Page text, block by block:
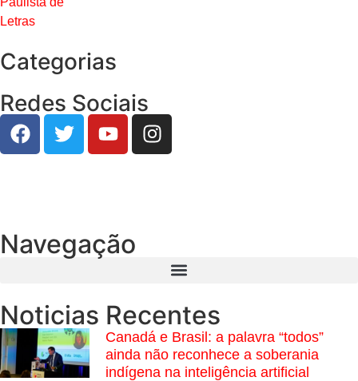
Categorias
Redes Sociais
Navegação
Noticias Recentes
Canadá e Brasil: a palavra “todos”
ainda não reconhece a soberania
indígena na inteligência artificial